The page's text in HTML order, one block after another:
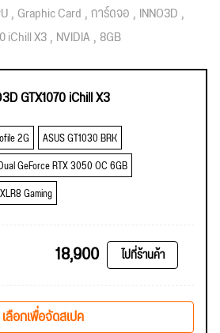
Graphic Card การ์ดจอ INNO3D
iChill X3 NVIDIA 8GB
GTX1070 iChill X3
2G
ASUS GT1030 BRK
GeForce RTX 3050 OC 6GB
Gaming
18,900 ไปที่ร้านค้า
เลือกเพื่อจัดสเปค